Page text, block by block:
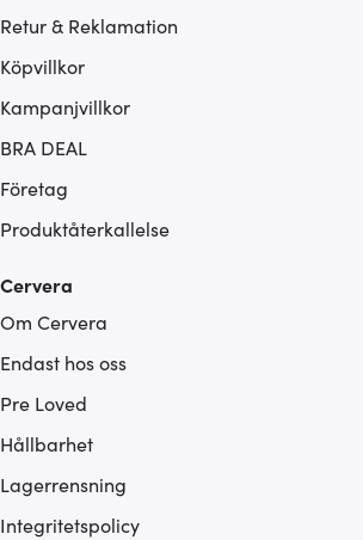
Retur & Reklamation
Köpvillkor
Kampanjvillkor
BRA DEAL
Företag
Produktåterkallelse
Cervera
Om Cervera
Endast hos oss
Pre Loved
Hållbarhet
Lagerrensning
Integritetspolicy